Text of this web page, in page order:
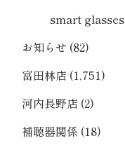
smart glasses
お知らせ (82)
富田林店 (1,751)
河内長野店 (2)
補聴器関係 (18)